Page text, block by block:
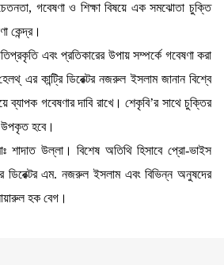
গবেষণা ও শিক্ষা বিষয়ে এক সমঝোতা চুক্তি
কেন্দ্র।
এবং প্রতিকারের উপায় সম্পর্কে গবেষণা করা
এর কান্ট্রি ডিরেক্টর নজরুল ইসলাম জানান বিশ্বে
গবেষণার দাবি রাখে। শেকৃবি’র সাথে চুক্তির
উপকৃত হবে।
শাদাত উল্লা। বিশেষ অতিথি হিসাবে প্রো-ভাইস
ডিরেক্টর এম. নজরুল ইসলাম এবং বিভিন্ন অনুষদের
হক বেগ।